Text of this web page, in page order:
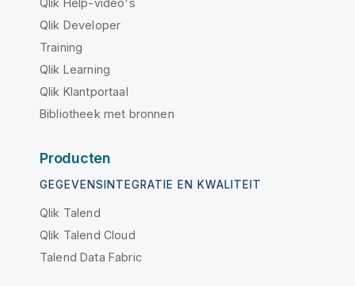
Qlik Developer
Training
Qlik Learning
Qlik Klantportaal
Bibliotheek met bronnen
Producten
GEGEVENSINTEGRATIE EN KWALITEIT
Qlik Talend
Qlik Talend Cloud
Talend Data Fabric